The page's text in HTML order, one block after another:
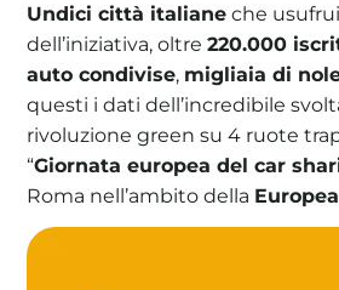
BLOG
CONTATTI
PASSA A WEFORGREEN
Undici città italiane che
dell’iniziativa, oltre220.000
auto condivise, migliaia di
questi i dati dell’incredibile
rivoluzione green su 4 ruote
“Giornata europea del car
Roma nell’ambito della